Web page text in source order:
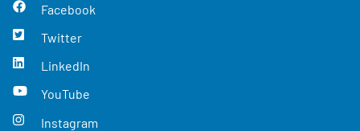
Facebook
Twitter
LinkedIn
YouTube
Instagram